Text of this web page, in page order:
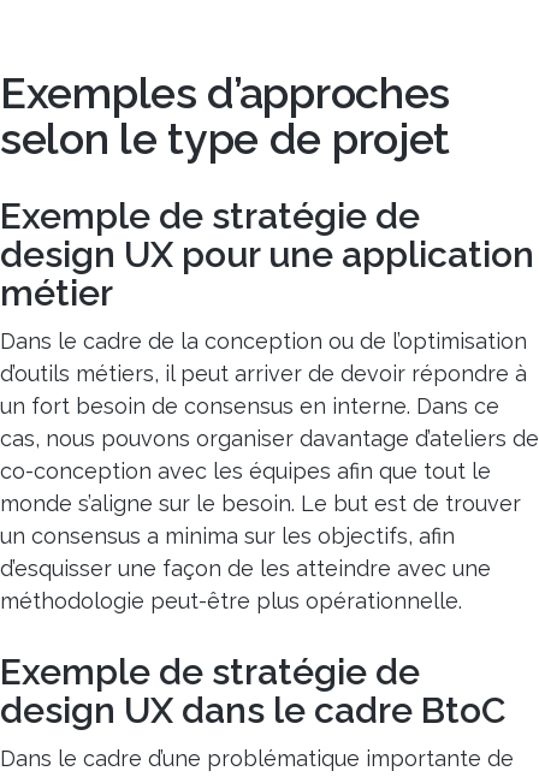
Exemples d’approches
selon le type de projet
Exemple de stratégie de
design UX pour une application
métier
Dans le cadre de la conception ou de l’optimisation
d’outils métiers, il peut arriver de devoir répondre à
un fort besoin de consensus en interne. Dans ce
cas, nous pouvons organiser davantage d’ateliers de
co-conception avec les équipes afin que tout le
monde s’aligne sur le besoin. Le but est de trouver
un consensus a minima sur les objectifs, afin
d’esquisser une façon de les atteindre avec une
méthodologie peut-être plus opérationnelle.
Exemple de stratégie de
design UX dans le cadre BtoC
Dans le cadre d’une problématique importante de